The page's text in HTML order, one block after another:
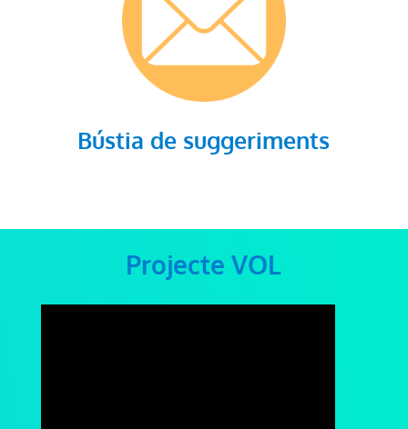
Bústia de suggeriments
Projecte VOL